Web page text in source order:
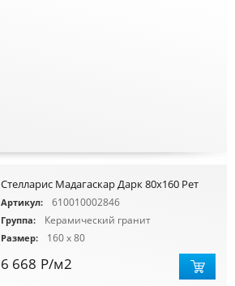
Стелларис Мадагаскар Дарк 80х160 Рет
Артикул: 610010002846
Группа: Керамический гранит
Размер: 160 x 80
6 668 Р/м2